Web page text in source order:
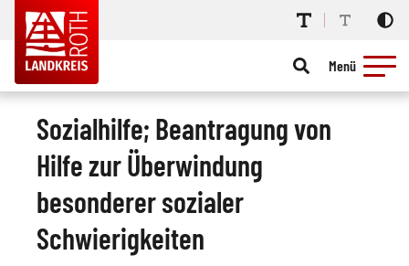
Menü
Sozialhilfe; Beantragung von
Hilfe zur Überwindung
besonderer sozialer
Schwierigkeiten